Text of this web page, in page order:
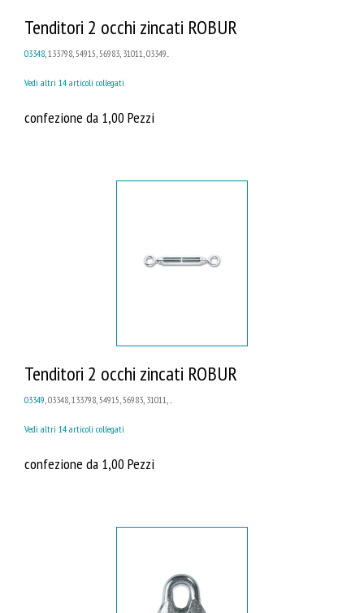
Tenditori 2 occhi zincati ROBUR
03348 , 133798, 54915, 56983, 31011, 03349...
Vedi altri 14 articoli collegati
confezione da 1,00 Pezzi
Tenditori 2 occhi zincati ROBUR
03349, 03348, 133798, 54915, 56983, 31011, ...
Vedi altri 14 articoli collegati
confezione da 1,00 Pezzi